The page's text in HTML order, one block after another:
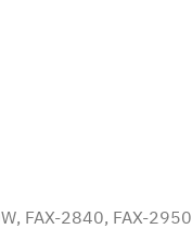
FAX-2840, FAX-2950